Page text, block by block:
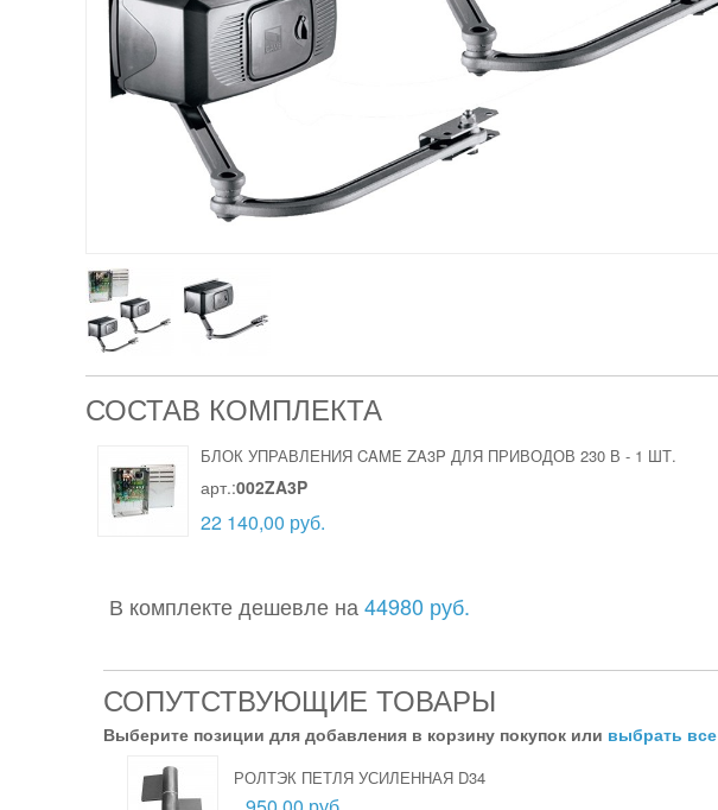
СОСТАВ КОМПЛЕКТА
БЛОК УПРАВЛЕНИЯ CAME ZA3P ДЛЯ ПРИВОДОВ 230 В - 1 ШТ.
арт.:002ZA3P
22 140,00 руб.
В комплекте дешевле на 44980 руб.
СОПУТСТВУЮЩИЕ ТОВАРЫ
Выберите позиции для добавления в корзину покупок или выбрать все
РОЛТЭК ПЕТЛЯ УСИЛЕННАЯ D34